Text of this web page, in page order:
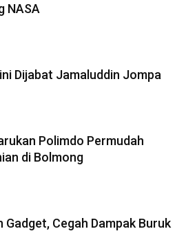
NASA
Dijabat Jamaluddin Jompa
Polimdo Permudah
di Bolmong
Gadget, Cegah Dampak Buruk